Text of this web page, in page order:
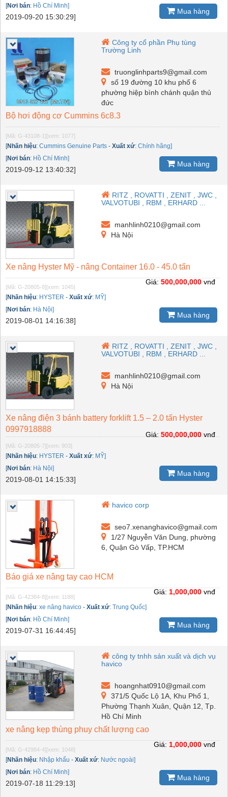
[Nơi bán: Hồ Chí Minh]
2019-09-20 15:30:29]
Mua hàng
Công ty cổ phần Phụ tùng
Trường Linh
truonglinhparts9@gmail.com
số 19 đường 10 khu phố 6
phường hiệp bình chánh quận thủ
đức
Bộ hơi động cơ Cummins 6c8.3
[Mã: G-43108-1] [xem: 1077]
[Nhãn hiệu: Cummins Genuine Parts - Xuất xứ: Chính hãng]
[Nơi bán: Hồ Chí Minh]
2019-09-12 13:40:32]
Mua hàng
RITZ , ROVATTI , ZENIT , JWC ,
VALVOTUBI , RBM , ERHARD ...
manhlinh0210@gmail.com
Hà Nội
Xe nâng Hyster Mỹ - nâng Container 16.0 - 45.0 tấn
[Mã: G-20805-8] [xem: 1045]
[Nhãn hiệu: HYSTER - Xuất xứ: MỸ]
[Nơi bán: Hà Nội]
2019-08-01 14:16:38]
Giá: 500,000,000 vnđ
Mua hàng
RITZ , ROVATTI , ZENIT , JWC ,
VALVOTUBI , RBM , ERHARD ...
manhlinh0210@gmail.com
Hà Nội
Xe nâng điện 3 bánh battery forklift 1.5 – 2.0 tấn Hyster
0997918888
[Mã: G-20805-7] [xem: 903]
[Nhãn hiệu: HYSTER - Xuất xứ: MỸ]
[Nơi bán: Hà Nội]
2019-08-01 14:15:33]
Giá:500,000,000vnđ
Mua hàng
havico corp
seo7.xenanghavico@gmail.com
1/27 Nguyễn Văn Dung, phường
6, Quận Gò Vấp, TP.HCM
Báo giá xe nâng tay cao HCM
[Mã: G-42384-8] [xem: 1188]
[Nhãn hiệu: xe nâng havico - Xuất xứ: Trung Quốc]
[Nơi bán: Hồ Chí Minh]
2019-07-31 16:44:45]
Giá: 1,000,000 vnđ
Mua hàng
công ty tnhh sản xuất và dịch vụ
havico
hoangnhat0910@gmail.com
371/5 Quốc Lộ 1A, Khu Phố 1,
Phường Thạnh Xuân, Quận 12, Tp.
Hồ Chí Minh
xe nâng kẹp thùng phuy chất lượng cao
[Mã: G-42984-4] [xem: 1048]
[Nhãn hiệu: Nhập khẩu - Xuất xứ: Nước ngoài]
[Nơi bán: Hồ Chí Minh]
2019-07-18 11:29:13]
Giá: 1,000,000 vnđ
Mua hàng